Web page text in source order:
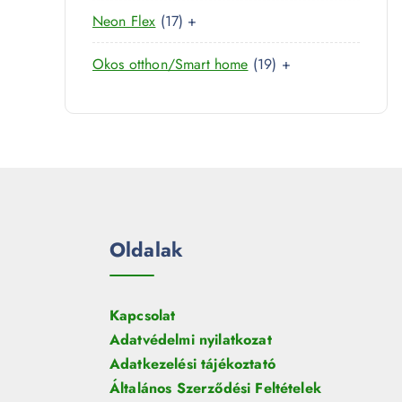
r
e
r
Neon Flex 171
7
t
r
+
Okos otthon/Smart home 191
t
+
Oldalak
Kapcsolat
Adatvédelmi nyilatkozat
Adatkezelési tájékoztató
Általános Szerződési Feltételek